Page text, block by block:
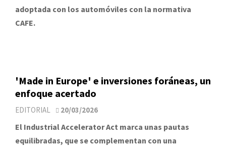
adoptada con los automóviles con la normativa
CAFE.
'Made in Europe' e inversiones foráneas, un
enfoque acertado
EDITORIAL 20/03/2026
El Industrial Accelerator Act marca unas pautas
equilibradas, que se complementan con una